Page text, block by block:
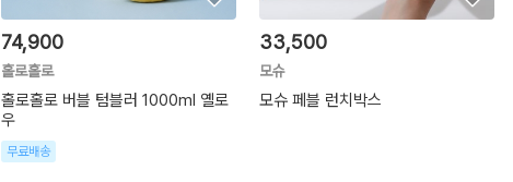
74,900
홀로홀로
홀로홀로 버블 텀블러 1000ml 옐로
우
무료배송
33,500
모슈
모슈 페블 런치박스